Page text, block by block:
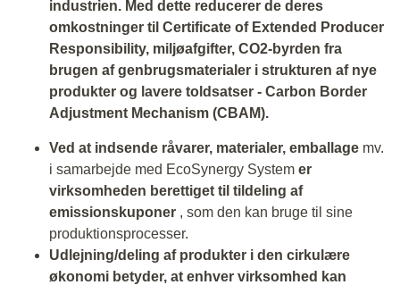
industrien. Med dette reducerer de deres
omkostninger til Certificate of Extended Producer
Responsibility, miljøafgifter, CO2-byrden fra
brugen af genbrugsmaterialer i strukturen af nye
produkter og lavere toldsatser - Carbon Border
Adjustment Mechanism (CBAM).
Ved at indsende råvarer, materialer, emballage mv.
i samarbejde med EcoSynergy System er
virksomheden berettiget til tildeling af
emissionskuponer , som den kan bruge til sine
produktionsprocesser.
Udlejning/deling af produkter i den cirkulære
økonomi betyder, at enhver virksomhed kan